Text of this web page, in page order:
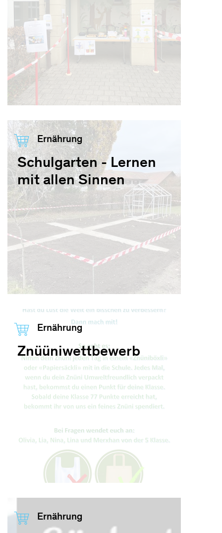
Ernährung
Schulgarten - Lernen
mit allen Sinnen
Ernährung
Znüüniwettbewerb
Ernährung